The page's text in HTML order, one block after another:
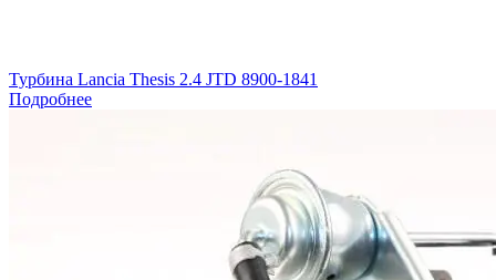
Турбина Lancia Thesis 2.4 JTD 8900-1841
Подробнее